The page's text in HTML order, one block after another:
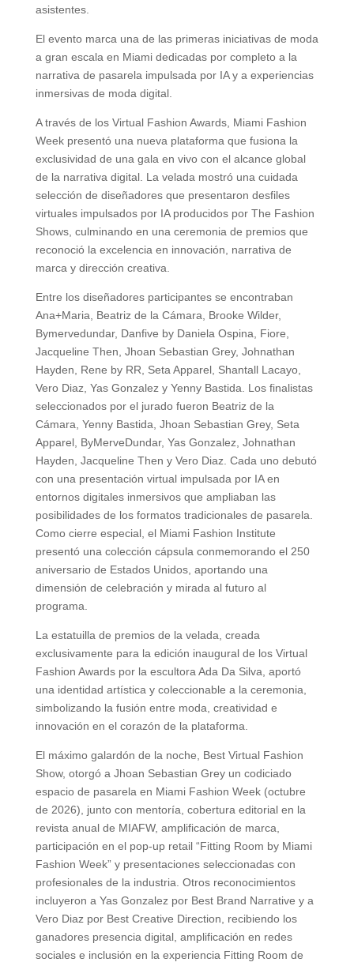
asistentes.
El evento marca una de las primeras iniciativas de moda
a gran escala en Miami dedicadas por completo a la
narrativa de pasarela impulsada por IA y a experiencias
inmersivas de moda digital.
A través de los Virtual Fashion Awards, Miami Fashion
Week presentó una nueva plataforma que fusiona la
exclusividad de una gala en vivo con el alcance global
de la narrativa digital. La velada mostró una cuidada
selección de diseñadores que presentaron desfiles
virtuales impulsados por IA producidos por The Fashion
Shows, culminando en una ceremonia de premios que
reconoció la excelencia en innovación, narrativa de
marca y dirección creativa.
Entre los diseñadores participantes se encontraban
Ana+Maria, Beatriz de la Cámara, Brooke Wilder,
Bymervedundar, Danfive by Daniela Ospina, Fiore,
Jacqueline Then, Jhoan Sebastian Grey, Johnathan
Hayden, Rene by RR, Seta Apparel, Shantall Lacayo,
Vero Diaz, Yas Gonzalez y Yenny Bastida. Los finalistas
seleccionados por el jurado fueron Beatriz de la
Cámara, Yenny Bastida, Jhoan Sebastian Grey, Seta
Apparel, ByMerveDundar, Yas Gonzalez, Johnathan
Hayden, Jacqueline Then y Vero Diaz. Cada uno debutó
con una presentación virtual impulsada por IA en
entornos digitales inmersivos que ampliaban las
posibilidades de los formatos tradicionales de pasarela.
Como cierre especial, el Miami Fashion Institute
presentó una colección cápsula conmemorando el 250
aniversario de Estados Unidos, aportando una
dimensión de celebración y mirada al futuro al
programa.
La estatuilla de premios de la velada, creada
exclusivamente para la edición inaugural de los Virtual
Fashion Awards por la escultora Ada Da Silva, aportó
una identidad artística y coleccionable a la ceremonia,
simbolizando la fusión entre moda, creatividad e
innovación en el corazón de la plataforma.
El máximo galardón de la noche, Best Virtual Fashion
Show, otorgó a Jhoan Sebastian Grey un codiciado
espacio de pasarela en Miami Fashion Week (octubre
de 2026), junto con mentoría, cobertura editorial en la
revista anual de MIAFW, amplificación de marca,
participación en el pop-up retail “Fitting Room by Miami
Fashion Week” y presentaciones seleccionadas con
profesionales de la industria. Otros reconocimientos
incluyeron a Yas Gonzalez por Best Brand Narrative y a
Vero Diaz por Best Creative Direction, recibiendo los
ganadores presencia digital, amplificación en redes
sociales e inclusión en la experiencia Fitting Room de